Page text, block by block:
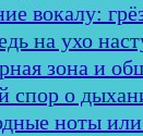
вокалу:
на ухо
зона и
спор о
ноты